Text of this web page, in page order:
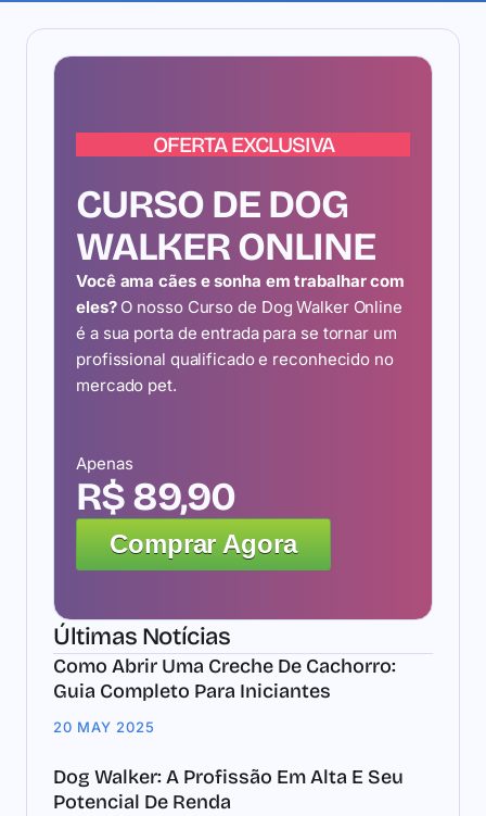
OFERTA EXCLUSIVA
CURSO DE DOG
WALKER ONLINE
Você ama cães e sonha em trabalhar com
eles?O nosso Curso de Dog Walker Online
é a sua porta de entrada para se tornar um
profissional qualificado e reconhecido no
mercado pet.
Apenas
R$ 89,90
Comprar Agora
Últimas Notícias
Como Abrir Uma Creche De Cachorro:
Guia Completo Para Iniciantes
20 MAY 2025
Dog Walker: A Profissão Em Alta E Seu
Potencial De Renda